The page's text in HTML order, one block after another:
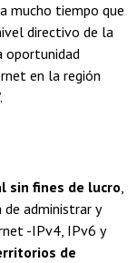
mucho tiempo que
directivo de la
oportunidad
en la región
sin fines de lucro,
de administrar y
-IPv4, IPv6 y
de